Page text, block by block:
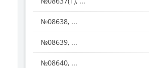
№08638, ...
№08639, ...
№08640, ...